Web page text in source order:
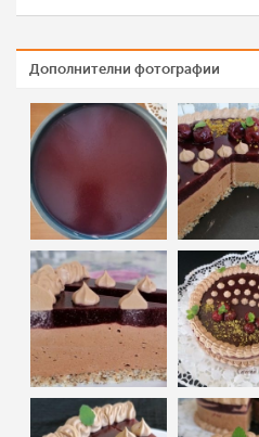
Дополнителни фотографии